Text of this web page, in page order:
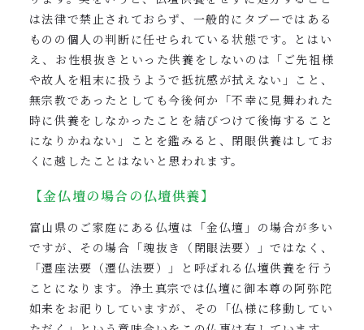
は法律で禁止されておらず、一般的にタブーではある
ものの個人の判断に任せられている状態です。とはい
え、お性根抜きといった供養をしないのは「ご先祖様
や故人を粗末に扱うようで抵抗感が拭えない」こと、
無宗教であったとしても今後何か「不幸に見舞われた
時に供養をしなかったことを結びつけて後悔すること
になりかねない」ことを鑑みると、閉眼供養はしてお
くに越したことはないと思われます。
【金仏壇の場合の仏壇供養】
富山県のご家庭にある仏壇は「金仏壇」の場合が多い
ですが、その場合「魂抜き（閉眼法要）」ではなく、
「遷座法要（遷仏法要）」と呼ばれる仏壇供養を行う
ことになります。浄土真宗では仏壇に御本尊の阿弥陀
如来をお祀りしていますが、その「仏様に移動してい